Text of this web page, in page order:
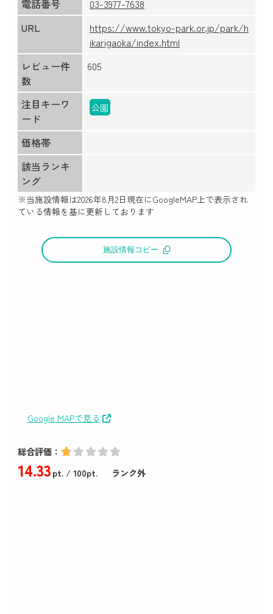
電話番号
03-3977-7638
URL
https://www.tokyo-park.or.jp/park/h
ikarigaoka/index.html
レビュー件
数
605
注目キーワ
ード
公園
価格帯
該当ランキ
ング
※当施設情報は2026年8月2日現在にGoogleMAP上で表示され
ている情報を基に更新しております
施設情報コピー
Google MAPで見る
総合評価：
14.33pt./ 100pt. ランク外